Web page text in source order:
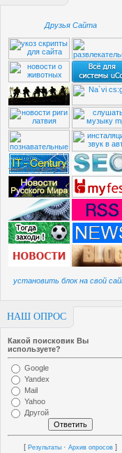
Друзья Сайта
установить блок на свой
НАШ ОПРОС
Какой поисковик Вы
используете?
Google
Yandex
Mail
Yahoo
Другой
[ Результаты · Архив опросов ]